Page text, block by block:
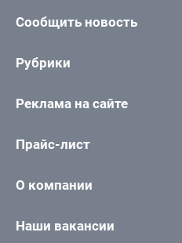
Сообщить новость
Рубрики
Реклама на сайте
Прайс-лист
О компании
Наши вакансии